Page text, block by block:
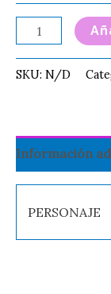
SKU: N/D
Información
PERSONAJE